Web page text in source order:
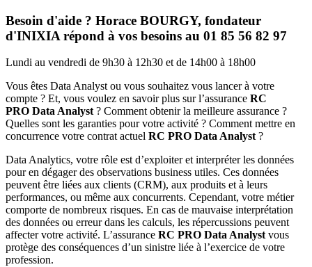
Besoin d'aide ? Horace BOURGY, fondateur
d'INIXIA répond à vos besoins au 01 85 56 82 97
Lundi au vendredi de 9h30 à 12h30 et de 14h00 à 18h00
Vous êtes Data Analyst ou vous souhaitez vous lancer à votre
compte ? Et, vous voulez en savoir plus sur l’assurance RC
PRO Data Analyst ? Comment obtenir la meilleure assurance ?
Quelles sont les garanties pour votre activité ? Comment mettre en
concurrence votre contrat actuel RC PRO Data Analyst ?
Data Analytics, votre rôle est d’exploiter et interpréter les données
pour en dégager des observations business utiles. Ces données
peuvent être liées aux clients (CRM), aux produits et à leurs
performances, ou même aux concurrents. Cependant, votre métier
comporte de nombreux risques. En cas de mauvaise interprétation
des données ou erreur dans les calculs, les répercussions peuvent
affecter votre activité. L’assurance RC PRO Data Analyst vous
protège des conséquences d’un sinistre liée à l’exercice de votre
profession.